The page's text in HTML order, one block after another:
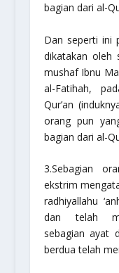
bagian dari al-
Dan seperti ini
dikatakan oleh
mushaf Ibnu
al-Fatihah,
Qur’an
orang pun
bagian dari al-
3.Sebagian
ekstrim
radhiyallahu
dan telah
sebagian ayat
berdua telah